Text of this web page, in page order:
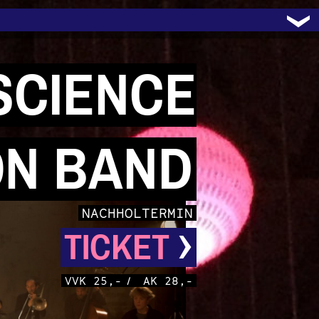
BAND
NACHHOLTERMIN
TICKET ›
VVK 25,- / AK 28,-